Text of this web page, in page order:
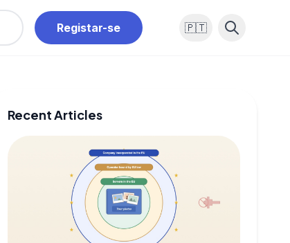
Registar-se 🇵🇹
Recent Articles